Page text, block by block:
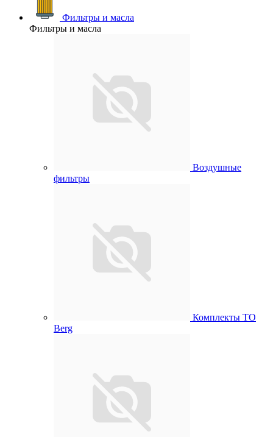
Фильтры и масла
Фильтры и масла
Воздушные
фильтры
Комплекты ТО
Berg